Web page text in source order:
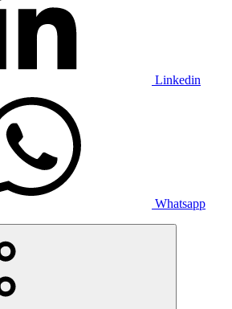
Linkedin
Whatsapp